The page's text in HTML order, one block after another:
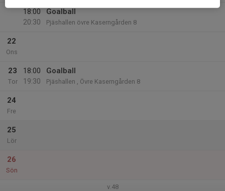
18:00
20:30
Goalball
Pjäshallen övre Kaserngården 8
22
Ons
23
Tor
18:00
19:30
Goalball
Pjäshallen , Övre Kaserngården 8
24
Fre
25
Lör
26
Sön
v.48